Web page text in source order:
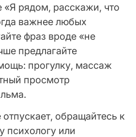
рядом, расскажи, что
важнее любых
фраз вроде «не
предлагайте
прогулку, массаж
просмотр
отпускает, обращайтесь к
психологу или